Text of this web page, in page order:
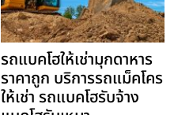
รถแบคโฮให้เช่ามุกดาหาร
ราคาถูก บริการรถแม็คโคร
ให้เช่า รถแบคโฮรับจ้าง